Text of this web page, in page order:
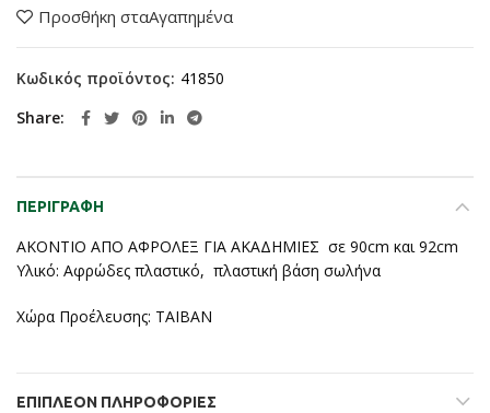
Προσθήκη σταΑγαπημένα
Κωδικός προϊόντος: 41850
Share
ΠΕΡΙΓΡΑΦΉ
ΑΚΟΝΤΙΟ ΑΠΟ ΑΦΡΟΛΕΞ ΓΙΑ ΑΚΑΔΗΜΙΕΣ σε 90cm και 92cm
Υλικό: Αφρώδες πλαστικό, πλαστική βάση σωλήνα
Χώρα Προέλευσης: ΤΑΙΒΑΝ
ΕΠΙΠΛΈΟΝ ΠΛΗΡΟΦΟΡΊΕΣ